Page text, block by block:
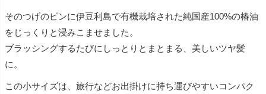
そのつげのピンに伊豆利島で有機栽培された純国産100%の椿油
をじっくりと浸みこませました。
ブラッシングするたびにしっとりとまとまる、美しいツヤ髪
に。
この小サイズは、旅行などお出掛けに持ち運びやすいコンパク